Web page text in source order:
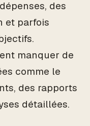
des
et parfois
manquer de
comme le
des rapports
détaillées.